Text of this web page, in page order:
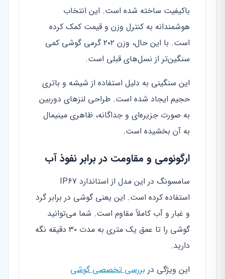
باکیفیت ساخته شده است. این انتخاب
هوشمندانه به کنترل وزن و قیمت کمک کرده
است. با این حال، وزن ۲۰۲ گرمی گوشی کمی
سنگین‌تر از نسل‌های قبلی است.
این سنگینی به دلیل استفاده از شیشه و باتری
حجیم ایجاد شده است. طراحی لنزهای دوربین
به صورت جزیره‌ای و جداگانه، ظاهری مینیمال
به آن بخشیده است.
ارگونومی و مقاومت در برابر نفوذ آب
سامسونگ در این مدل از استاندارد IP67
استفاده کرده است. این یعنی گوشی در برابر گرد
و غبار و آب کاملاً مقاوم است. شما می‌توانید
گوشی را تا عمق یک متری به مدت ۳۰ دقیقه نگه
دارید.
این ویژگی در بررسی تخصصی گوشی